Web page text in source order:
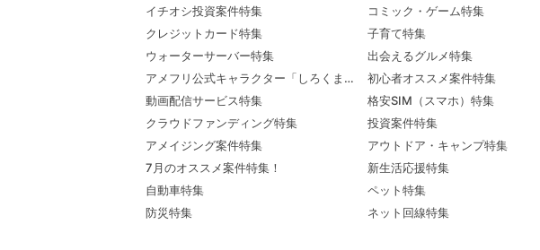
イチオシ投資案件特集
クレジットカード特集
ウォーターサーバー特集
アメフリ公式キャラクター「しろくま先輩」プロフィール
動画配信サービス特集
クラウドファンディング特集
アメイジング案件特集
7月のオススメ案件特集！
自動車特集
防災特集
コミック・ゲーム特集
子育て特集
出会えるグルメ特集
初心者オススメ案件特集
格安SIM（スマホ）特集
投資案件特集
アウトドア・キャンプ特集
新生活応援特集
ペット特集
ネット回線特集